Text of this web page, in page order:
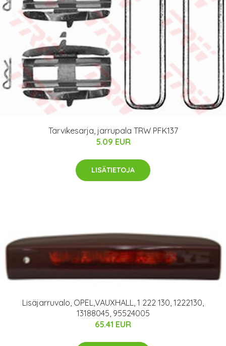
Tarvikesarja, jarrupala TRW PFK137
5.09 EUR
LISÄTIETOJA
Lisäjarruvalo, OPEL,VAUXHALL, 1 222 130, 1222130,
13188045, 95524005
65.41 EUR